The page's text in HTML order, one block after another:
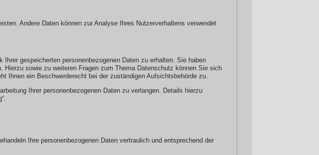
Andere Daten können zur Analyse Ihres Nutzerverhaltens verwendet
gespeicherten personenbezogenen Daten zu erhalten. Sie haben
sowie zu weiteren Fragen zum Thema Datenschutz können Sie sich
Ihnen ein Beschwerderecht bei der zuständigen Aufsichtsbehörde zu.
Ihrer personenbezogenen Daten zu verlangen. Details hierzu
Ihre personenbezogenen Daten vertraulich und entsprechend der